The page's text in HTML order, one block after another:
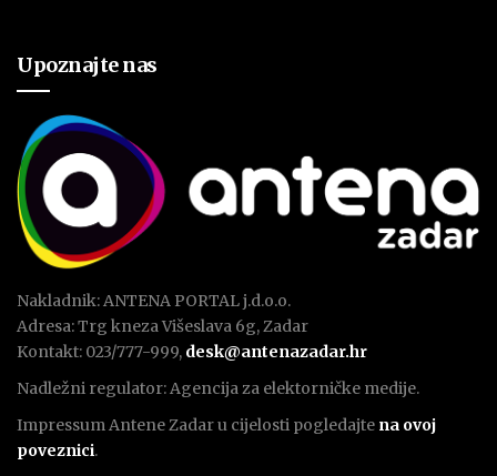
Upoznajte nas
Nakladnik: ANTENA PORTAL j.d.o.o.
Adresa: Trg kneza Višeslava 6g, Zadar
Kontakt: 023/777-999, desk@antenazadar.hr
Nadležni regulator: Agencija za elektorničke medije.
Impressum Antene Zadar u cijelosti pogledajte na ovoj
poveznici.